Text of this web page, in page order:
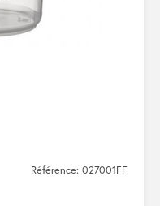
Référence: 027001FF